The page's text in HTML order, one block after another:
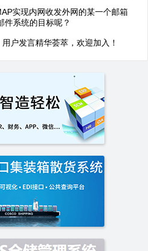
实现内网收发外网的某一个邮箱
件系统的目标呢？
户发言精华荟萃，欢迎加入！